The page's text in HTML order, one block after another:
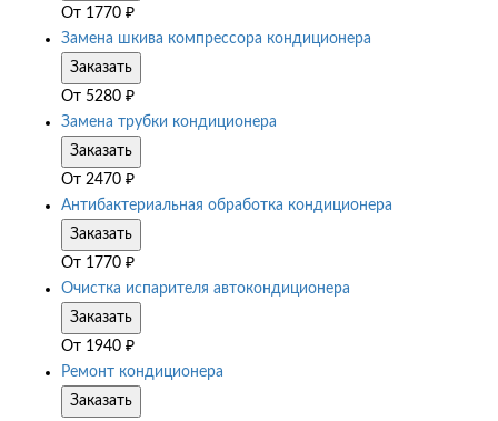
От 1770 ₽
Замена шкива компрессора кондиционера
Заказать
От 5280 ₽
Замена трубки кондиционера
Заказать
От 2470 ₽
Антибактериальная обработка кондиционера
Заказать
От 1770 ₽
Очистка испарителя автокондиционера
Заказать
От 1940 ₽
Ремонт кондиционера
Заказать